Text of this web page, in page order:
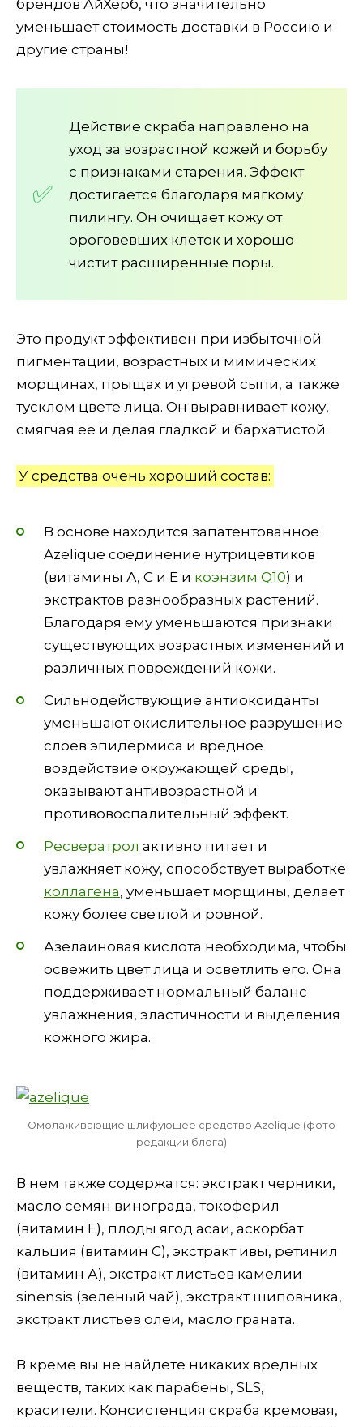
брендов АйХерб, что значительно
уменьшает стоимость доставки в Россию и
другие страны!
Действие скраба направлено на
уход за возрастной кожей и борьбу
с признаками старения. Эффект
достигается благодаря мягкому
пилингу. Он очищает кожу от
ороговевших клеток и хорошо
чистит расширенные поры.
Это продукт эффективен при избыточной
пигментации, возрастных и мимических
морщинах, прыщах и угревой сыпи, а также
тусклом цвете лица. Он выравнивает кожу,
смягчая ее и делая гладкой и бархатистой.
У средства очень хороший состав:
В основе находится запатентованное
Azelique соединение нутрицевтиков
(витамины А, С и Е и коэнзим Q10) и
экстрактов разнообразных растений.
Благодаря ему уменьшаются признаки
существующих возрастных изменений и
различных повреждений кожи.
Сильнодействующие антиоксиданты
уменьшают окислительное разрушение
слоев эпидермиса и вредное
воздействие окружающей среды,
оказывают антивозрастной и
противовоспалительный эффект.
Ресвератрол активно питает и
увлажняет кожу, способствует выработке
коллагена, уменьшает морщины, делает
кожу более светлой и ровной.
Азелаиновая кислота необходима, чтобы
освежить цвет лица и осветлить его. Она
поддерживает нормальный баланс
увлажнения, эластичности и выделения
кожного жира.
Омолаживающие шлифующее средство Azelique (фото
редакции блога)
В нем также содержатся: экстракт черники,
масло семян винограда, токоферил
(витамин Е), плоды ягод асаи, аскорбат
кальция (витамин С), экстракт ивы, ретинил
(витамин А), экстракт листьев камелии
sinensis (зеленый чай), экстракт шиповника,
экстракт листьев олеи, масло граната.
В креме вы не найдете никаких вредных
веществ, таких как парабены, SLS,
красители. Консистенция скраба кремовая,